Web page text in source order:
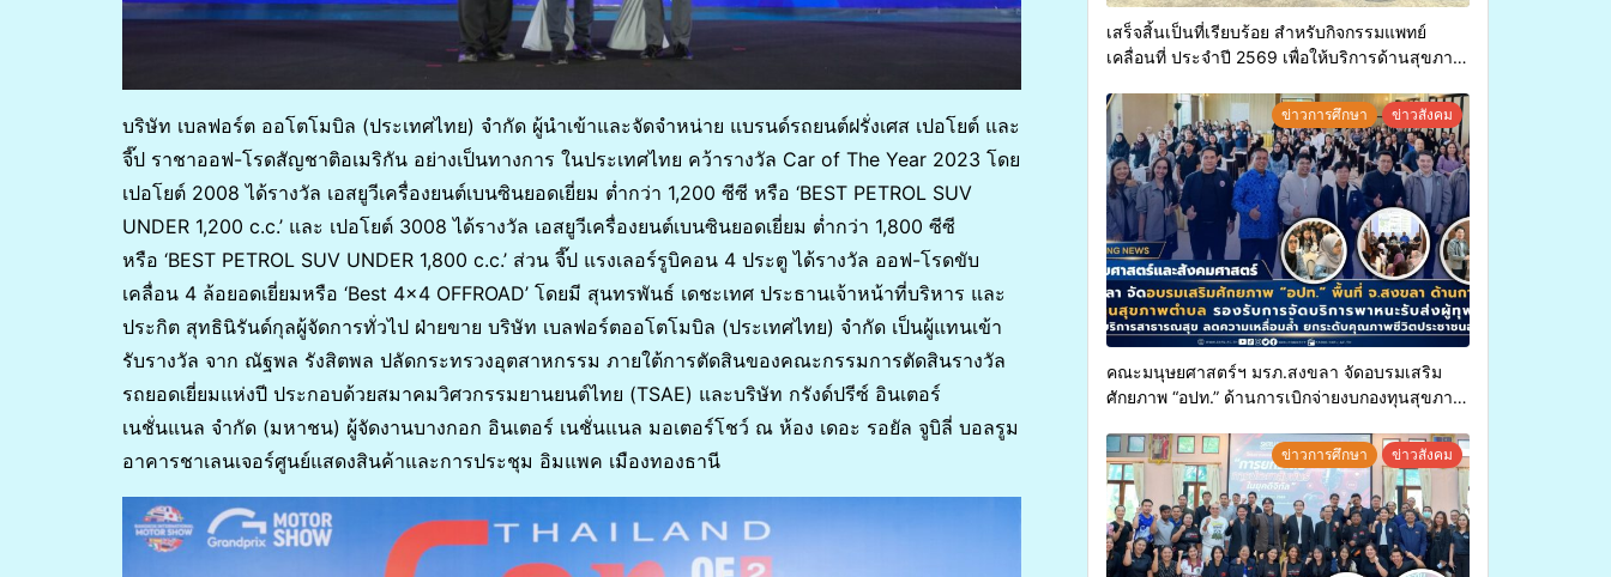
บริษัท เบลฟอร์ต ออโตโมบิล (ประเทศไทย) จำกัด ผู้นำเข้าและจัดจำหน่าย แบรนด์รถยนต์ฝรั่งเศส เปอโยต์ และ
จี๊ป ราชาออฟ-โรดสัญชาติอเมริกัน อย่างเป็นทางการ ในประเทศไทย คว้ารางวัล Car of The Year 2023 โดย
เปอโยต์ 2008 ได้รางวัล เอสยูวีเครื่องยนต์เบนซินยอดเยี่ยม ต่ำกว่า 1,200 ซีซี หรือ ‘BEST PETROL SUV
UNDER 1,200 c.c.’ และ เปอโยต์ 3008 ได้รางวัล เอสยูวีเครื่องยนต์เบนซินยอดเยี่ยม ต่ำกว่า 1,800 ซีซี
หรือ ‘BEST PETROL SUV UNDER 1,800 c.c.’ ส่วน จี๊ป แรงเลอร์รูบิคอน 4 ประตู ได้รางวัล ออฟ-โรดขับ
เคลื่อน 4 ล้อยอดเยี่ยมหรือ ‘Best 4×4 OFFROAD’ โดยมี สุนทรพันธ์ เดชะเทศ ประธานเจ้าหน้าที่บริหาร และ
ประกิต สุทธินิรันด์กุลผู้จัดการทั่วไป ฝ่ายขาย บริษัท เบลฟอร์ตออโตโมบิล (ประเทศไทย) จำกัด เป็นผู้แทนเข้า
รับรางวัล จาก ณัฐพล รังสิตพล ปลัดกระทรวงอุตสาหกรรม ภายใต้การตัดสินของคณะกรรมการตัดสินรางวัล
รถยอดเยี่ยมแห่งปี ประกอบด้วยสมาคมวิศวกรรมยานยนต์ไทย (TSAE) และบริษัท กรังด์ปรีซ์ อินเตอร์
เนชั่นแนล จำกัด (มหาชน) ผู้จัดงานบางกอก อินเตอร์ เนชั่นแนล มอเตอร์โชว์ ณ ห้อง เดอะ รอยัล จูบิลี่ บอลรูม
อาคารชาเลนเจอร์ศูนย์แสดงสินค้าและการประชุม อิมแพค เมืองทองธานี
เสร็จสิ้นเป็นที่เรียบร้อย สำหรับกิจกรรมแพทย์
เคลื่อนที่ ประจำปี 2569 เพื่อให้บริการด้านสุขภาพ
ข่าวการศึกษา ข่าวสังคม
คณะมนุษยศาสตร์ฯ มรภ.สงขลา จัดอบรมเสริม
ศักยภาพ “อปท.” ด้านการเบิกจ่ายงบกองทุนสุขภาพ
ทุพพลภาพเพื่อเข้ารับบริการสาธารณสุข ลดความ
เหลื่อมล้ำ ยกระดับคุณภาพชีวิตประชาชนอย่าง
ยั่งยืน
ข่าวการศึกษา ข่าวสังคม